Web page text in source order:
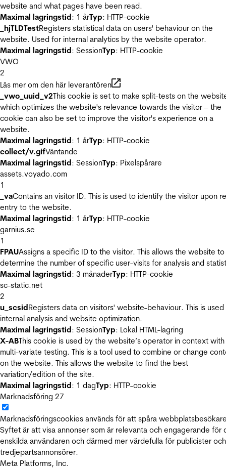
website and what pages have been read.
Maximal lagringstid: 1 årTyp: HTTP-cookie
_hjTLDTestRegisters statistical data on users' behaviour on the
website. Used for internal analytics by the website operator.
Maximal lagringstid: SessionTyp: HTTP-cookie
VWO
2
Läs mer om den här leverantören
_vwo_uuid_v2This cookie is set to make split-tests on the
which optimizes the website's relevance towards the visitor – the
cookie can also be set to improve the visitor's experience on a
website.
Maximal lagringstid: 1 årTyp: HTTP-cookie
collect/v.gifVäntande
Maximal lagringstid: SessionTyp: Pixelspårare
assets.voyado.com
1
_vaContains an visitor ID. This is used to identify the visitor upon
entry to the website.
Maximal lagringstid: 1 årTyp: HTTP-cookie
garnius.se
1
FPAUAssigns a specific ID to the visitor. This allows the website to
determine the number of specific user-visits for analysis and
Maximal lagringstid: 3 månaderTyp: HTTP-cookie
sc-static.net
2
u_scsidRegisters data on visitors' website-behaviour. This is
internal analysis and website optimization.
Maximal lagringstid: SessionTyp: Lokal HTML-lagring
X-ABThis cookie is used by the website’s operator in context with
multi-variate testing. This is a tool used to combine or change
on the website. This allows the website to find the best
variation/edition of the site.
Maximal lagringstid: 1 dagTyp: HTTP-cookie
Marknadsföring 27
Marknadsföringscookies används för att spåra
Syftet är att visa annonser som är relevanta och engagerande för
enskilda användaren och därmed mer värdefulla för publicister och
tredjepartsannonsörer.
Meta Platforms, Inc.